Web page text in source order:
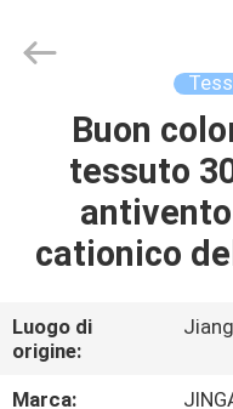
CASA
PRODOTTI
NOI
Textile
Co.,Ltd.
Buon
tessuto
cationico
Luogo di
origine:
Marca: